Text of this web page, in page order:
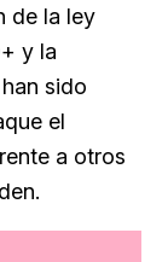
de la ley
y la
sido
el
a otros